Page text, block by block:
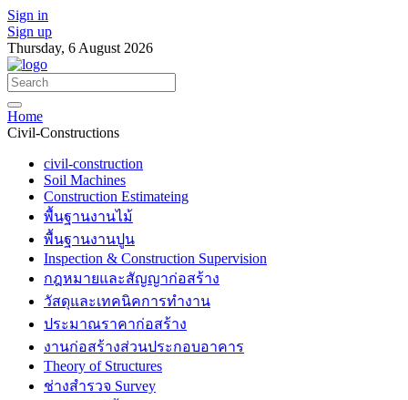
Sign in
Sign up
Thursday, 6 August 2026
Home
Civil-Constructions
civil-construction
Soil Machines
Construction Estimateing
พื้นฐานงานไม้
พื้นฐานงานปูน
Inspection & Construction Supervision
กฎหมายและสัญญาก่อสร้าง
วัสดุและเทคนิคการทำงาน
ประมาณราคาก่อสร้าง
งานก่อสร้างส่วนประกอบอาคาร
Theory of Structures
ช่างสำรวจ Survey